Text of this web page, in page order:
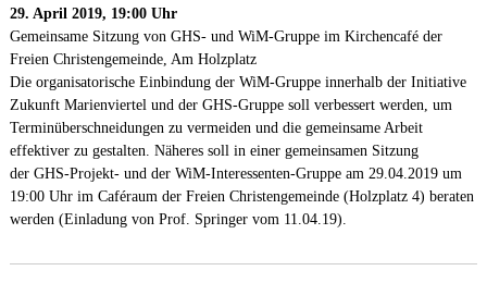
29. April 2019, 19:00 Uhr
Gemeinsame Sitzung von GHS- und WiM-Gruppe im Kirchencafé der
Freien Christengemeinde, Am Holzplatz
Die organisatorische Einbindung der WiM-Gruppe innerhalb der Initiative
Zukunft Marienviertel und der GHS-Gruppe soll verbessert werden, um
Terminüberschneidungen zu vermeiden und die gemeinsame Arbeit
effektiver zu gestalten. Näheres soll in einer gemeinsamen Sitzung
der GHS-Projekt- und der WiM-Interessenten-Gruppe am 29.04.2019 um
19:00 Uhr im Caféraum der Freien Christengemeinde (Holzplatz 4) beraten
werden (Einladung von Prof. Springer vom 11.04.19).